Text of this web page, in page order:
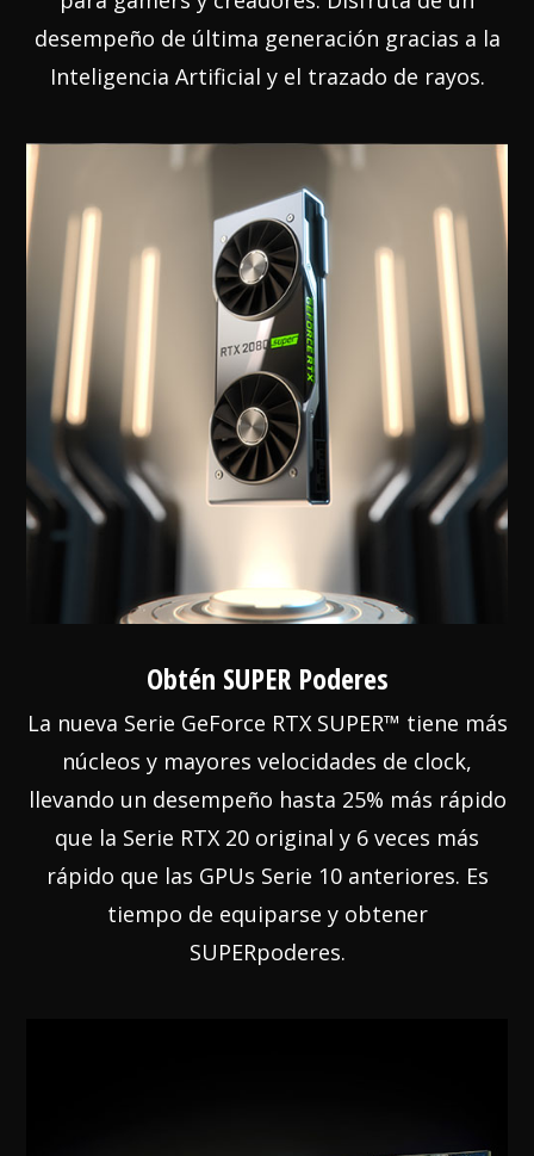
desempeño de última generación gracias a la
Inteligencia Artificial y el trazado de rayos.
Obtén SUPER Poderes
La nueva Serie GeForce RTX SUPER™ tiene más
núcleos y mayores velocidades de clock,
llevando un desempeño hasta 25% más rápido
que la Serie RTX 20 original y 6 veces más
rápido que las GPUs Serie 10 anteriores. Es
tiempo de equiparse y obtener
SUPERpoderes.